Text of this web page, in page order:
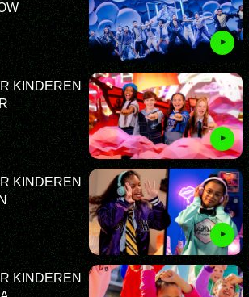
KINDEREN
KINDEREN
KINDEREN